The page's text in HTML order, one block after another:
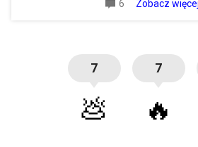
6 Zobacz
7
💩
7
🔥